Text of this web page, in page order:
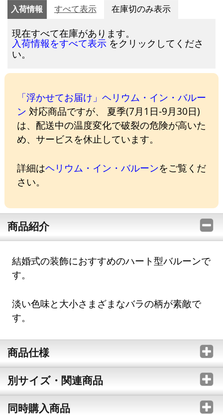
入荷情報 すべて表示 在庫切のみ表示
現在すべて在庫があります。
入荷情報をすべて表示 をクリックしてくださ
い。
「浮かせてお届け」ヘリウム・イン・バルー
ン 対応商品ですが、 夏季(7月1日-9月30日)
は、配送中の温度変化で破裂の危険が高いた
め、サービスを休止しています。
詳細はヘリウム・イン・バルーンをご覧くだ
さい。
商品紹介
結婚式の装飾におすすめのハート型バルーンで
す。
淡い色味と大小さまざまなバラの柄が素敵で
す。
商品仕様
別サイズ・関連商品
同時購入商品